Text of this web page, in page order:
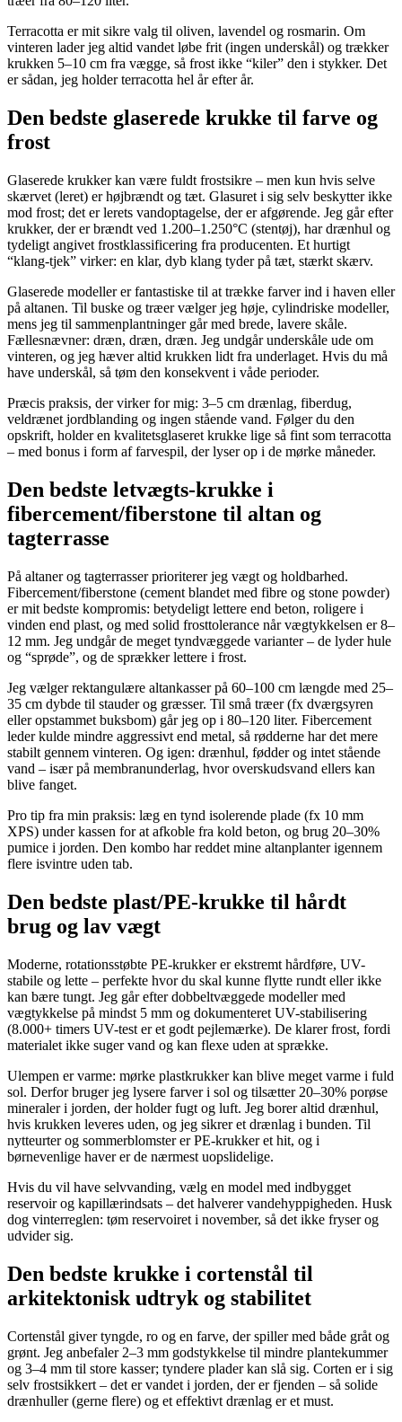
Terracotta er mit sikre valg til oliven, lavendel og rosmarin. Om
vinteren lader jeg altid vandet løbe frit (ingen underskål) og trækker
krukken 5–10 cm fra vægge, så frost ikke “kiler” den i stykker. Det
er sådan, jeg holder terracotta hel år efter år.
Den bedste glaserede krukke til farve og
frost
Glaserede krukker kan være fuldt frostsikre – men kun hvis selve
skærvet (leret) er højbrændt og tæt. Glasuret i sig selv beskytter ikke
mod frost; det er lerets vandoptagelse, der er afgørende. Jeg går efter
krukker, der er brændt ved 1.200–1.250°C (stentøj), har drænhul og
tydeligt angivet frostklassificering fra producenten. Et hurtigt
“klang-tjek” virker: en klar, dyb klang tyder på tæt, stærkt skærv.
Glaserede modeller er fantastiske til at trække farver ind i haven eller
på altanen. Til buske og træer vælger jeg høje, cylindriske modeller,
mens jeg til sammenplantninger går med brede, lavere skåle.
Fællesnævner: dræn, dræn, dræn. Jeg undgår underskåle ude om
vinteren, og jeg hæver altid krukken lidt fra underlaget. Hvis du må
have underskål, så tøm den konsekvent i våde perioder.
Præcis praksis, der virker for mig: 3–5 cm drænlag, fiberdug,
veldrænet jordblanding og ingen stående vand. Følger du den
opskrift, holder en kvalitetsglaseret krukke lige så fint som terracotta
– med bonus i form af farvespil, der lyser op i de mørke måneder.
Den bedste letvægts-krukke i
fibercement/fiberstone til altan og
tagterrasse
På altaner og tagterrasser prioriterer jeg vægt og holdbarhed.
Fibercement/fiberstone (cement blandet med fibre og stone powder)
er mit bedste kompromis: betydeligt lettere end beton, roligere i
vinden end plast, og med solid frosttolerance når vægtykkelsen er 8–
12 mm. Jeg undgår de meget tyndvæggede varianter – de lyder hule
og “sprøde”, og de sprækker lettere i frost.
Jeg vælger rektangulære altankasser på 60–100 cm længde med 25–
35 cm dybde til stauder og græsser. Til små træer (fx dværgsyren
eller opstammet buksbom) går jeg op i 80–120 liter. Fibercement
leder kulde mindre aggressivt end metal, så rødderne har det mere
stabilt gennem vinteren. Og igen: drænhul, fødder og intet stående
vand – især på membranunderlag, hvor overskudsvand ellers kan
blive fanget.
Pro tip fra min praksis: læg en tynd isolerende plade (fx 10 mm
XPS) under kassen for at afkoble fra kold beton, og brug 20–30%
pumice i jorden. Den kombo har reddet mine altanplanter igennem
flere isvintre uden tab.
Den bedste plast/PE-krukke til hårdt
brug og lav vægt
Moderne, rotationsstøbte PE-krukker er ekstremt hårdføre, UV-
stabile og lette – perfekte hvor du skal kunne flytte rundt eller ikke
kan bære tungt. Jeg går efter dobbeltvæggede modeller med
vægtykkelse på mindst 5 mm og dokumenteret UV-stabilisering
(8.000+ timers UV-test er et godt pejlemærke). De klarer frost, fordi
materialet ikke suger vand og kan flexe uden at sprække.
Ulempen er varme: mørke plastkrukker kan blive meget varme i fuld
sol. Derfor bruger jeg lysere farver i sol og tilsætter 20–30% porøse
mineraler i jorden, der holder fugt og luft. Jeg borer altid drænhul,
hvis krukken leveres uden, og jeg sikrer et drænlag i bunden. Til
nytteurter og sommerblomster er PE-krukker et hit, og i
børnevenlige haver er de nærmest uopslidelige.
Hvis du vil have selvvanding, vælg en model med indbygget
reservoir og kapillærindsats – det halverer vandehyppigheden. Husk
dog vinterreglen: tøm reservoiret i november, så det ikke fryser og
udvider sig.
Den bedste krukke i cortenstål til
arkitektonisk udtryk og stabilitet
Cortenstål giver tyngde, ro og en farve, der spiller med både gråt og
grønt. Jeg anbefaler 2–3 mm godstykkelse til mindre plantekummer
og 3–4 mm til store kasser; tyndere plader kan slå sig. Corten er i sig
selv frostsikkert – det er vandet i jorden, der er fjenden – så solide
drænhuller (gerne flere) og et effektivt drænlag er et must.